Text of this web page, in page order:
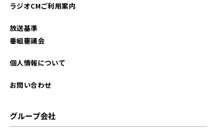
2025年07月
2025年04月
ラジオCMご利用案内
放送基準
番組審議会
個人情報について
お問い合わせ
グループ会社